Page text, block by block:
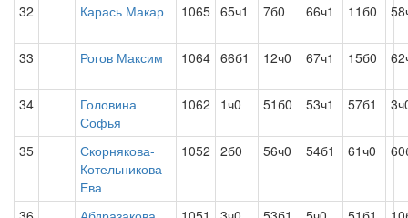
32 Карась Макар 1065 65ч1 7б0 66ч1 11б0
33 Рогов Максим 1064 66б1 12ч0 67ч1 15б0
34
Головина
Софья
1062 1ч0 51б0 53ч1 57б1
35
Скорнякова-
Котельникова
Ева
1052 2б0 56ч0 54б1 61ч0